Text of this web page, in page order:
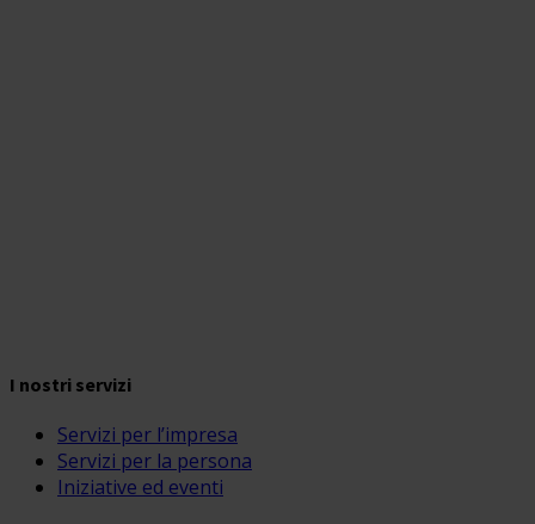
I nostri servizi
Servizi per l’impresa
Servizi per la persona
Iniziative ed eventi